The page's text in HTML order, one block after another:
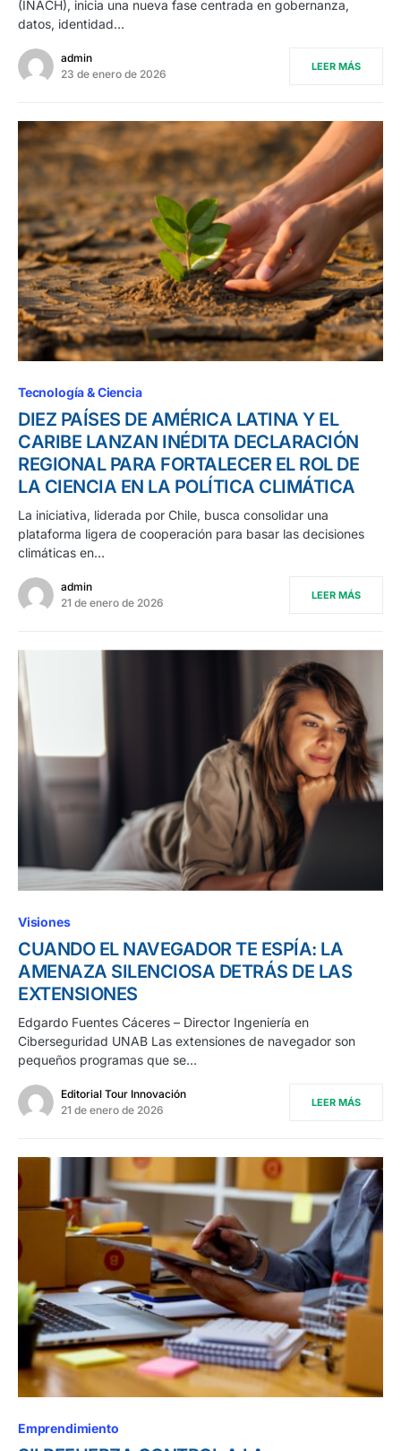
(INACH), inicia una nueva fase centrada en gobernanza,
datos, identidad…
admin
23 de enero de 2026
LEER MÁS
Tecnología & Ciencia
DIEZ PAÍSES DE AMÉRICA LATINA Y EL
CARIBE LANZAN INÉDITA DECLARACIÓN
REGIONAL PARA FORTALECER EL ROL DE
LA CIENCIA EN LA POLÍTICA CLIMÁTICA
La iniciativa, liderada por Chile, busca consolidar una
plataforma ligera de cooperación para basar las decisiones
climáticas en…
admin
21 de enero de 2026
LEER MÁS
Visiones
CUANDO EL NAVEGADOR TE ESPÍA: LA
AMENAZA SILENCIOSA DETRÁS DE LAS
EXTENSIONES
Edgardo Fuentes Cáceres – Director Ingeniería en
Ciberseguridad UNAB Las extensiones de navegador son
pequeños programas que se…
Editorial Tour Innovación
21 de enero de 2026
LEER MÁS
Emprendimiento